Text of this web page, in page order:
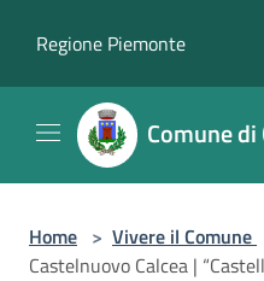
Regione Piemonte
Comune
Home > Vivere il Comune
Castelnuovo Calcea |